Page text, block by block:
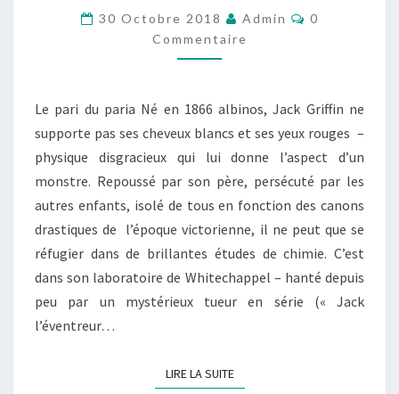
INVISIBLE
–
TOME
30 Octobre 2018 Admin
0
Commentaire
Le pari du paria Né en 1866 albinos, Jack Griffin ne
supporte pas ses cheveux blancs et ses yeux rouges –
physique disgracieux qui lui donne l’aspect d’un
monstre. Repoussé par son père, persécuté par les
autres enfants, isolé de tous en fonction des canons
drastiques de l’époque victorienne, il ne peut que se
réfugier dans de brillantes études de chimie. C’est
dans son laboratoire de Whitechappel – hanté depuis
peu par un mystérieux tueur en série (« Jack
l’éventreur…
LIRE LA SUITELIRE LA SUITE